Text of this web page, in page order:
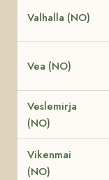
Valhalla (NO)
Vea (NO)
Veslemirja
(NO)
Vikenmai
(NO)